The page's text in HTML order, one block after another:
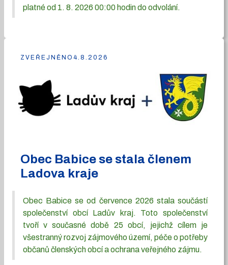
platné od 1. 8. 2026 00:00 hodin do odvolání.
Obec Babice se stala členem
Ladova kraje
Obec Babice se od července 2026 stala součástí
společenství obcí Ladův kraj. Toto společenství
tvoří v současné době 25 obcí, jejichž cílem je
všestranný rozvoj zájmového území, péče o potřeby
občanů členských obcí a ochrana veřejného zájmu.
ZVEŘEJNĚNO 4.8.2026